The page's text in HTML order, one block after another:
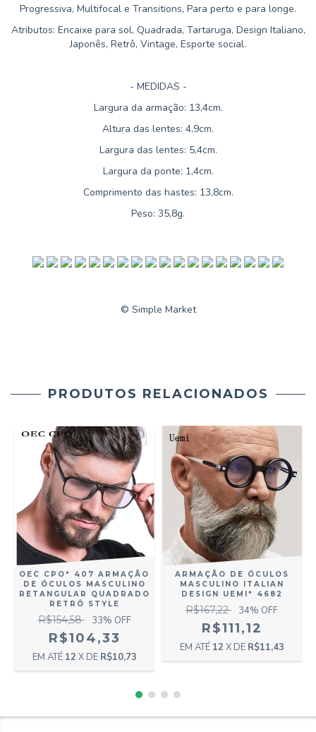
Progressiva, Multifocal e Transitions, Para perto e para longe.
Atributos: Encaixe para sol, Quadrada, Tartaruga, Design Italiano,
Japonês, Retrô, Vintage, Esporte social.
- MEDIDAS -
Largura da armação: 13,4cm.
Altura das lentes: 4,9cm.
Largura das lentes: 5,4cm.
Largura da ponte: 1,4cm.
Comprimento das hastes: 13,8cm.
Peso: 35,8g.
© Simple Market
PRODUTOS RELACIONADOS
OEC CPO* 407 ARMAÇÃO
DE ÓCULOS MASCULINO
RETANGULAR QUADRADO
RETRÔ STYLE
R$154,58 33% OFF
R$104,33
12 X DE R$10,73
ARMAÇÃO DE ÓCULOS
MASCULINO ITALIAN
DESIGN UEMI* 4682
R$167,22 34% OFF
R$111,12
12 X DE R$11,43